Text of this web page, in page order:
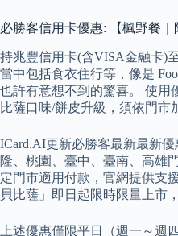
必勝客信用卡優惠: 【楓野餐
持兆豐信用卡(含VISA金融卡)
當中包括食衣住行等，像是
也許有意想不到的驚喜。 使用
比薩口味/餅皮升級，須依門市
ICard.AI更新必勝客最新最新
隆、桃園、臺中、臺南、高雄
定門市適用付款，官網提供支
貝比薩」即日起限時限量上市
上述優惠僅限平日（週一～